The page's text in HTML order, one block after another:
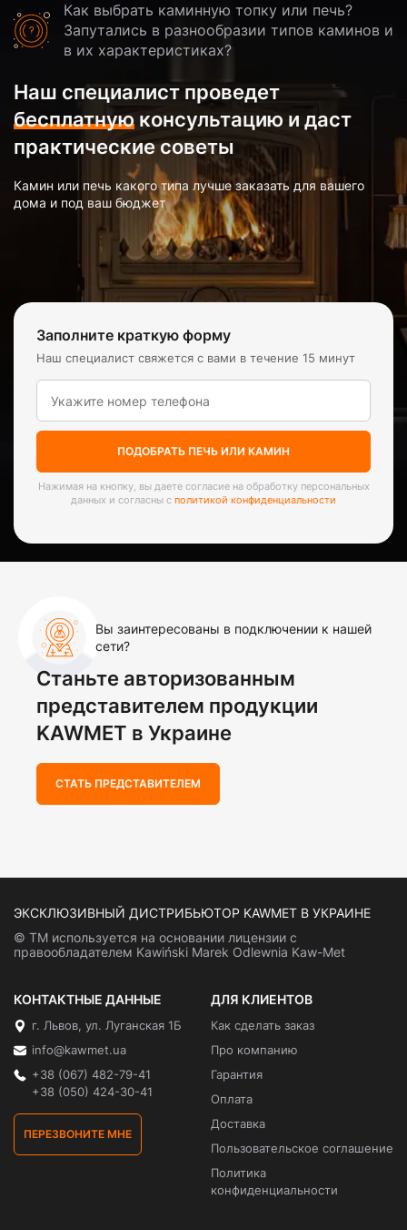
Как выбрать каминную топку или печь?
Запутались в разнообразии типов каминов и
в их характеристиках?
Наш специалист проведет
бесплатную консультацию и даст
практические советы
Камин или печь какого типа лучше заказать для вашего
дома и под ваш бюджет
Заполните краткую форму
Наш специалист свяжется с вами в течение 15 минут
ПОДОБРАТЬ ПЕЧЬ ИЛИ КАМИН
Нажимая на кнопку, вы даете согласие на обработку персональных
данных и согласны с политикой конфиденциальности
Вы заинтересованы в подключении к нашей
сети?
Станьте авторизованным
представителем продукции
KAWMET в Украине
СТАТЬ ПРЕДСТАВИТЕЛЕМ
ЭКСКЛЮЗИВНЫЙ ДИСТРИБЬЮТОР KAWMET В УКРАИНЕ
© ТМ используется на основании лицензии с
правообладателем Kawiński Marek Odlewnia Kaw-Met
КОНТАКТНЫЕ ДАННЫЕ
г. Львов, ул. Луганская 1Б
info@kawmet.ua
+38 (067) 482-79-41
+38 (050) 424-30-41
ПЕРЕЗВОНИТЕ МНЕ
ДЛЯ КЛИЕНТОВ
Как сделать заказ
Про компанию
Гарантия
Оплата
Доставка
Пользовательское соглашение
Политика
конфиденциальности